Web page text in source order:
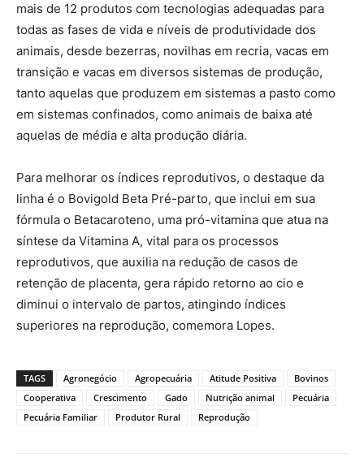
mais de 12 produtos com tecnologias adequadas para
todas as fases de vida e níveis de produtividade dos
animais, desde bezerras, novilhas em recria, vacas em
transição e vacas em diversos sistemas de produção,
tanto aquelas que produzem em sistemas a pasto como
em sistemas confinados, como animais de baixa até
aquelas de média e alta produção diária.
Para melhorar os índices reprodutivos, o destaque da
linha é o Bovigold Beta Pré-parto, que inclui em sua
fórmula o Betacaroteno, uma pró-vitamina que atua na
síntese da Vitamina A, vital para os processos
reprodutivos, que auxilia na redução de casos de
retenção de placenta, gera rápido retorno ao cio e
diminui o intervalo de partos, atingindo índices
superiores na reprodução, comemora Lopes.
TAGS Agronegócio Agropecuária Atitude Positiva
Bovinos
Cooperativa
Crescimento Gado Nutrição animal
Pecuária
Pecuária Familiar
Produtor Rural Reprodução